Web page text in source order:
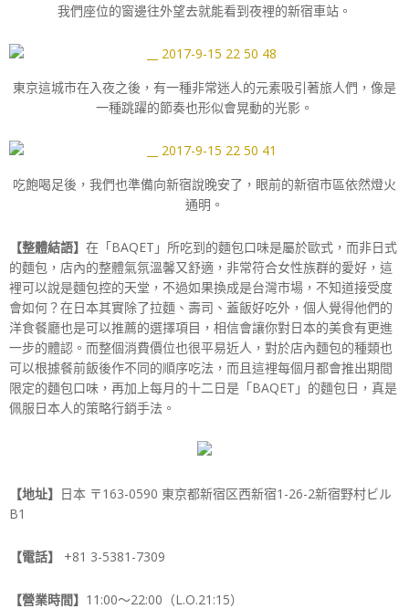
我們座位的窗邊往外望去就能看到夜裡的新宿車站。
東京這城市在入夜之後，有一種非常迷人的元素吸引著旅人們，像是
一種跳躍的節奏也形似會晃動的光影。
吃飽喝足後，我們也準備向新宿說晚安了，眼前的新宿市區依然燈火
通明。
【整體結語】 在「BAQET」所吃到的麵包口味是屬於歐式，而非日式
的麵包，店內的整體氣氛溫馨又舒適，非常符合女性族群的愛好，這
裡可以說是麵包控的天堂，不過如果換成是台灣市場，不知道接受度
會如何？在日本其實除了拉麵、壽司、蓋飯好吃外，個人覺得他們的
洋食餐廳也是可以推薦的選擇項目，相信會讓你對日本的美食有更進
一步的體認。而整個消費價位也很平易近人，對於店內麵包的種類也
可以根據餐前飯後作不同的順序吃法，而且這裡每個月都會推出期間
限定的麵包口味，再加上每月的十二日是「BAQET」的麵包日，真是
佩服日本人的策略行銷手法。
【地址】 日本 〒163-0590 東京都新宿区西新宿1-26-2新宿野村ビル
B1
【電話】 +81 3-5381-7309
【營業時間】 11:00～22:00（L.O.21:15）